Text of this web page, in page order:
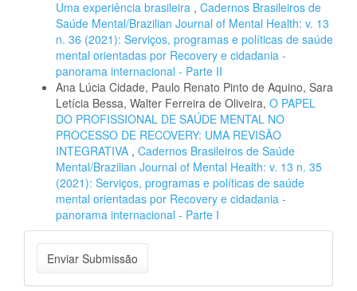
Uma experiência brasileira , Cadernos Brasileiros de
Saúde Mental/Brazilian Journal of Mental Health: v. 13
n. 36 (2021): Serviços, programas e políticas de saúde
mental orientadas por Recovery e cidadania -
panorama internacional - Parte II
Ana Lúcia Cidade, Paulo Renato Pinto de Aquino, Sara
Letícia Bessa, Walter Ferreira de Oliveira, O PAPEL
DO PROFISSIONAL DE SAÚDE MENTAL NO
PROCESSO DE RECOVERY: UMA REVISÃO
INTEGRATIVA , Cadernos Brasileiros de Saúde
Mental/Brazilian Journal of Mental Health: v. 13 n. 35
(2021): Serviços, programas e políticas de saúde
mental orientadas por Recovery e cidadania -
panorama internacional - Parte I
Enviar
Submissão
Enviar Submissão